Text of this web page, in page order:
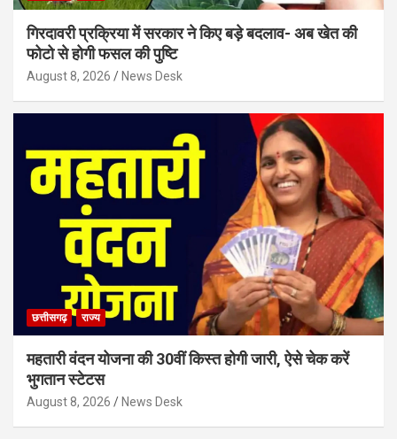
गिरदावरी प्रक्रिया में सरकार ने किए बड़े बदलाव- अब खेत की
फोटो से होगी फसल की पुष्टि
August 8, 2026 News Desk
छत्तीसगढ़ राज्य
महतारी वंदन योजना की 30वीं किस्त होगी जारी, ऐसे चेक करें
भुगतान स्टेटस
August 8, 2026 News Desk